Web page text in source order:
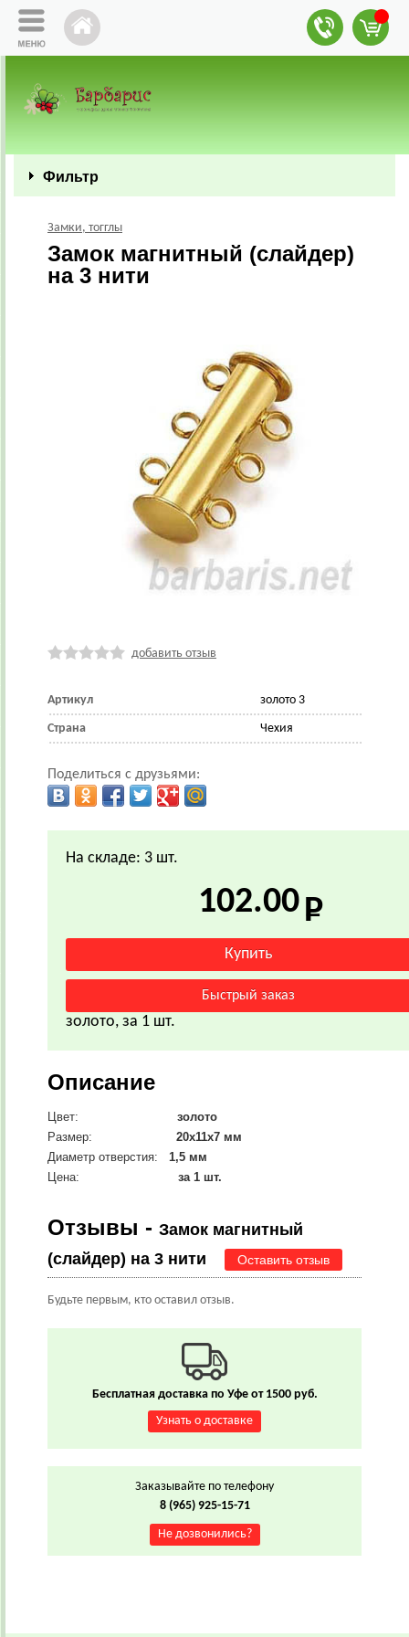
Фильтр
Замки, тогглы
Замок магнитный (слайдер)
на 3 нити
добавить отзыв
Артикул золото 3
Страна Чехия
Поделиться с друзьями:
На складе: 3 шт.
102.00
золото, за 1 шт.
Описание
Цвет:
золото
Размер:
20х11х7 мм
Диаметр отверстия: 1,5 мм
Цена:
за 1 шт.
Отзывы - Замок магнитный
(слайдер) на 3 нити
Оставить отзыв
Будьте первым, кто оставил отзыв.
Бесплатная доставка по Уфе от 1500 руб.
Узнать о доставке
Заказывайте по телефону
8 (965) 925-15-71
Не дозвонились?